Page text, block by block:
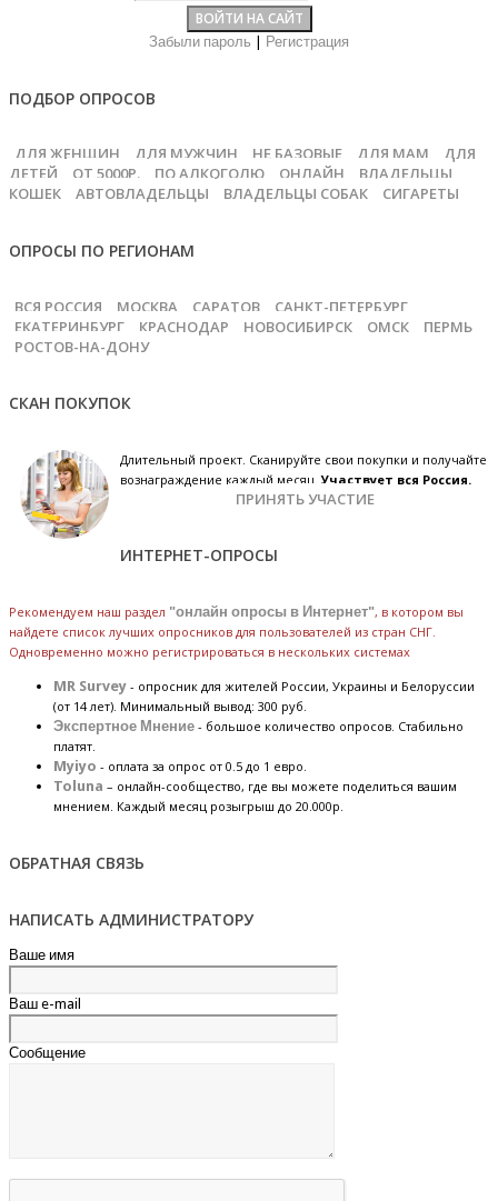
Забыли пароль Регистрация
ПОДБОР ОПРОСОВ
ДЛЯ ЖЕНЩИН ДЛЯ МУЖЧИН НЕ БАЗОВЫЕ ДЛЯ МАМ
ДЛЯ
ДЕТЕЙ
ОТ 5000Р. ПО АЛКОГОЛЮ ОНЛАЙН
ВЛАДЕЛЬЦЫ
КОШЕК
АВТОВЛАДЕЛЬЦЫ ВЛАДЕЛЬЦЫ СОБАК СИГАРЕТЫ
ОПРОСЫ ПО РЕГИОНАМ
ВСЯ РОССИЯ МОСКВА САРАТОВ
САНКТ-ПЕТЕРБУРГ
ЕКАТЕРИНБУРГ
КРАСНОДАР НОВОСИБИРСК ОМСК
ПЕРМЬ
РОСТОВ-НА-ДОНУ
СКАН ПОКУПОК
Длительный проект. Сканируйте свои покупки и получайте
вознаграждение каждый месяц.Участвует вся Россия.
ПРИНЯТЬ УЧАСТИЕ
ИНТЕРНЕТ-ОПРОСЫ
Рекомендуем наш раздел "онлайн опросы в Интернет", в котором вы
найдете список лучших опросников для пользователей из стран СНГ.
Одновременно можно регистрироваться в нескольких системах
MR Survey - опросник для жителей России, Украины и Белоруссии
(от 14 лет). Минимальный вывод: 300 руб.
Экспертное Мнение - большое количество опросов. Стабильно
платят.
Myiyo - оплата за опрос от 0.5 до 1 евро.
Toluna – онлайн-сообщество, где вы можете поделиться вашим
мнением. Каждый месяц розыгрыш до 20.000р.
ОБРАТНАЯ СВЯЗЬ
НАПИСАТЬ АДМИНИСТРАТОРУ
Ваше имя
Ваш e-mail
Сообщение